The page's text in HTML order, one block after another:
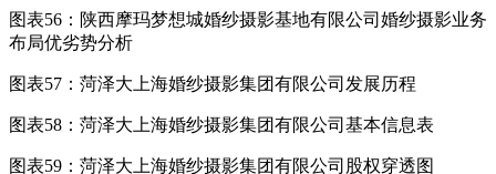
图表56：陕西摩玛梦想城婚纱摄影基地有限公司婚纱摄影业务
布局优劣势分析
图表57：菏泽大上海婚纱摄影集团有限公司发展历程
图表58：菏泽大上海婚纱摄影集团有限公司基本信息表
图表59：菏泽大上海婚纱摄影集团有限公司股权穿透图